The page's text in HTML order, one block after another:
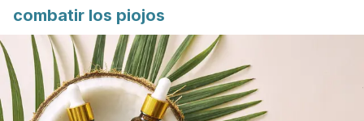
combatir los piojos